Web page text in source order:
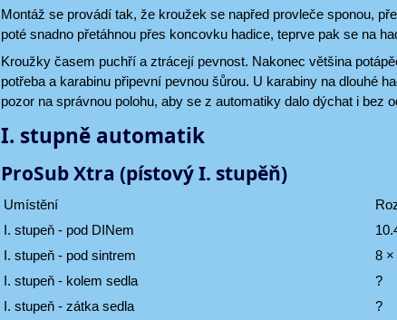
Montáž se provádí tak, že kroužek se napřed provleče sponou,
poté snadno přetáhnou přes koncovku hadice, teprve pak se na
Kroužky časem puchří a ztrácejí pevnost. Nakonec většina
potřeba a karabinu připevní pevnou šůrou. U karabiny na dlouhé
pozor na správnou polohu, aby se z automatiky dalo dýchat i bez
I. stupně automatik
ProSub Xtra (pístový I. stupěň)
Umístění
I. stupeň - pod DINem
I. stupeň - pod sintrem
8 ×
I. stupeň - kolem sedla
?
I. stupeň - zátka sedla
?